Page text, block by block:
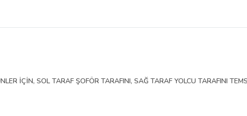
İÇİN, SOL TARAF ŞOFÖR TARAFINI, SAĞ TARAF YOLCU TARAFINI